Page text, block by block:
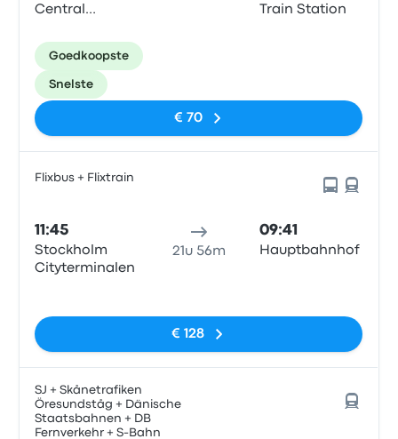
Central
Train Station
Goedkoopste
Snelste
€ 70
Flixbus + Flixtrain
11:45
Stockholm
Cityterminalen
21u 56m
09:41
Hauptbahnhof
€ 128
SJ + Skånetrafiken
Öresundståg + Dänische
Staatsbahnen + DB
Fernverkehr + S-Bahn